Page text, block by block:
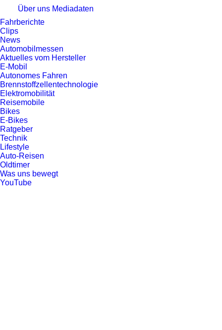
Über uns Mediadaten
Fahrberichte
Clips
News
Automobilmessen
Aktuelles vom Hersteller
E-Mobil
Autonomes Fahren
Brennstoffzellentechnologie
Elektromobilität
Reisemobile
Bikes
E-Bikes
Ratgeber
Technik
Lifestyle
Auto-Reisen
Oldtimer
Was uns bewegt
YouTube